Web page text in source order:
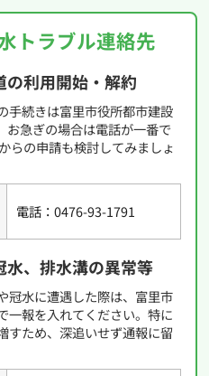
トラブル連絡先
の利用開始・解約
手続きは富里市役所都市建設
お急ぎの場合は電話が一番で
らの申請も検討してみましょ
電話：0476-93-1791
水、排水溝の異常等
冠水に遭遇した際は、富里市
一報を入れてください。特に
すため、深追いせず通報に留